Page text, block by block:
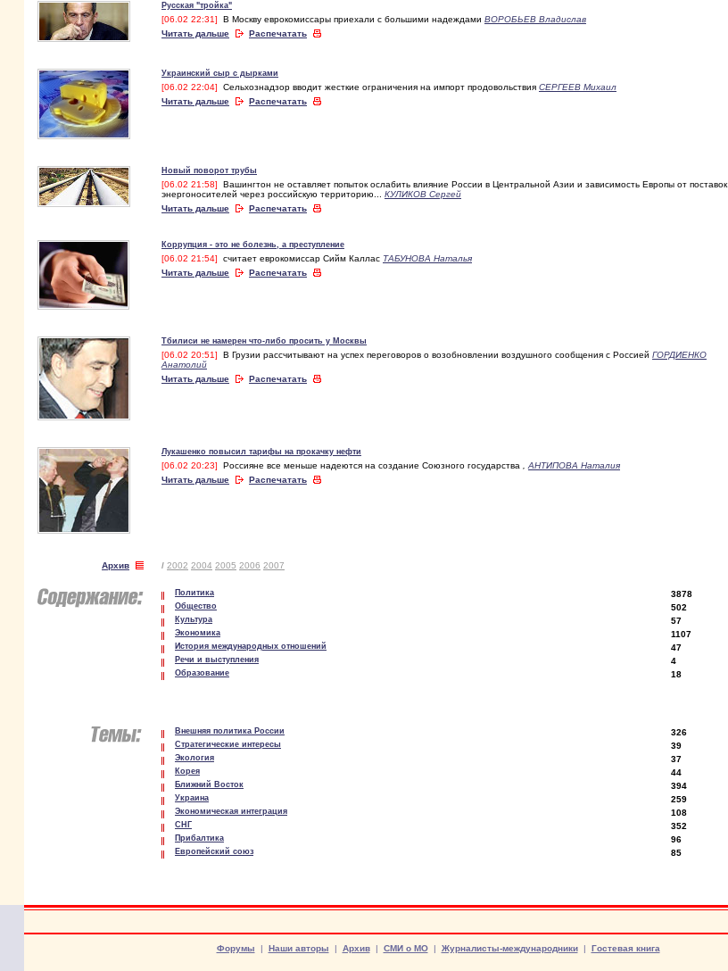
Русская "тройка"
[06.02 22:31] В Москву еврокомиссары приехали с большими надеждами ВОРОБЬЕВ Владислав
Читать дальше
Распечатать
Украинский сыр с дырками
[06.02 22:04] Сельхознадзор вводит жесткие ограничения на импорт продовольствия СЕРГЕЕВ Михаил
Читать дальше
Распечатать
Новый поворот трубы
[06.02 21:58] Вашингтон не оставляет попыток ослабить влияние России в Центральной Азии и зависимость Европы от поставок
энергоносителей через российскую территорию... КУЛИКОВ Сергей
Читать дальше
Распечатать
Коррупция - это не болезнь, а преступление
[06.02 21:54] считает еврокомиссар Сийм Каллас ТАБУНОВА Наталья
Читать дальше
Распечатать
Тбилиси не намерен что-либо просить у Москвы
[06.02 20:51] В Грузии рассчитывают на успех переговоров о возобновлении воздушного сообщения с Россией ГОРДИЕНКО
Анатолий
Читать дальше
Распечатать
Лукашенко повысил тарифы на прокачку нефти
[06.02 20:23] Россияне все меньше надеются на создание Союзного государства
АНТИПОВА Наталия
Читать дальше
Распечатать
Архив / 2002 2004 2005 2006 2007
Политика 3878
Общество 502
Культура 57
Экономика 1107
История международных отношений 47
Речи и выступления 4
Образование 18
Внешняя политика России 326
Стратегические интересы 39
Экология 37
Корея 44
Ближний Восток 394
Украина 259
Экономическая интеграция 108
СНГ 352
Прибалтика 96
Европейский союз 85
Форумы | Наши авторы | Архив| СМИ о МО| Журналисты-международники| Гостевая книга